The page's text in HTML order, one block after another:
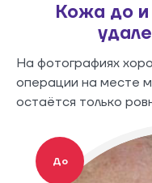
Кожа до и
На фотографиях
операции на месте
остаётся только
До